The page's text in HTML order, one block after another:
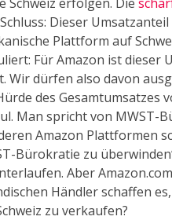
Dieser
Plattform auf
Für Amazon ist dieser
dürfen also davon
des Gesamtumsatzes
Man spricht von MWST-
Amazon Plattformen
Bürokratie zu
Aber
Händler schaffen
zu verkaufen?